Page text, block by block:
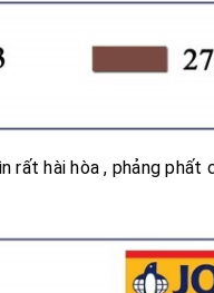
rất hài hòa , phảng phất